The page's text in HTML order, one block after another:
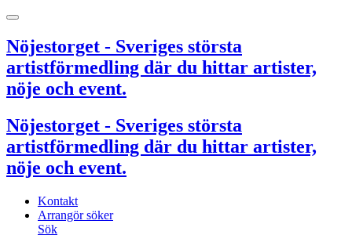
Nöjestorget - Sveriges största
artistförmedling där du hittar artister,
nöje och event.
Nöjestorget - Sveriges största
artistförmedling där du hittar artister,
nöje och event.
Kontakt
Arrangör söker
Sök